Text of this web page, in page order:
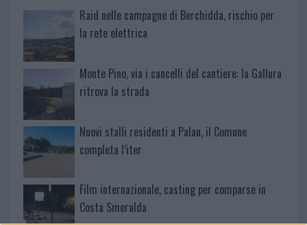
Raid nelle campagne di Berchidda, rischio per
la rete elettrica
Monte Pino, via i cancelli del cantiere: la Gallura
ritrova la strada
Nuovi stalli residenti a Palau, il Comune
completa l’iter
Film internazionale, casting per comparse in
Costa Smeralda